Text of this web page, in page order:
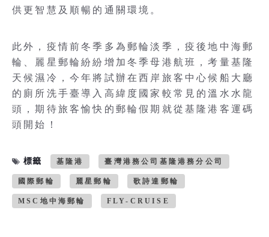
供更智慧及順暢的通關環境。
此外，疫情前冬季多為郵輪淡季，疫後地中海郵
輪、麗星郵輪紛紛增加冬季母港航班，考量基隆
天候濕冷，今年將試辦在西岸旅客中心候船大廳
的廁所洗手臺導入高緯度國家較常見的溫水水龍
頭，期待旅客愉快的郵輪假期就從基隆港客運碼
頭開始！
標籤 基隆港 臺灣港務公司基隆港務分公司
國際郵輪 麗星郵輪 歌詩達郵輪
MSC地中海郵輪 FLY-CRUISE